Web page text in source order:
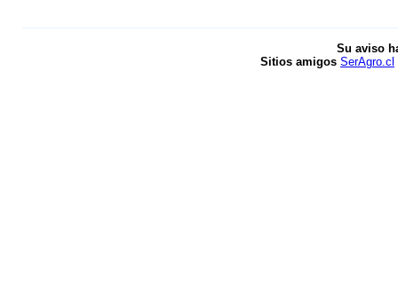
Su aviso
Sitios amigos SerAgro.cl